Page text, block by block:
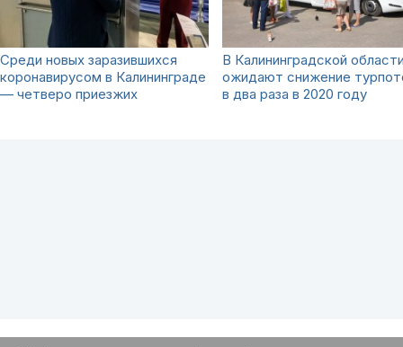
Среди новых заразившихся
коронавирусом в Калининграде
— четверо приезжих
В Калининградской
ожидают снижение
в два раза в 2020 году